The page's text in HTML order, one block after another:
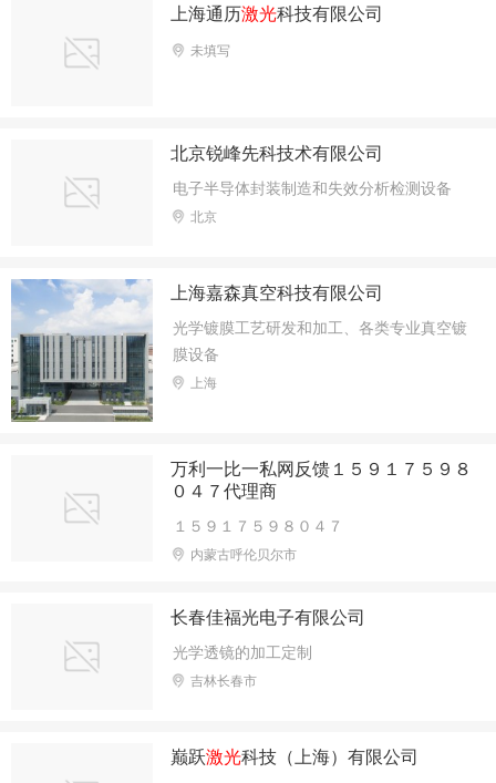
上海通历激光科技有限公司
未填写
北京锐峰先科技术有限公司
电子半导体封装制造和失效分析检测设备
北京
上海嘉森真空科技有限公司
光学镀膜工艺研发和加工、各类专业真空镀
膜设备
上海
万利一比一私网反馈１５９１７５９８
０４７代理商
１５９１７５９８０４７
内蒙古呼伦贝尔市
长春佳福光电子有限公司
光学透镜的加工定制
吉林长春市
巅跃激光科技（上海）有限公司